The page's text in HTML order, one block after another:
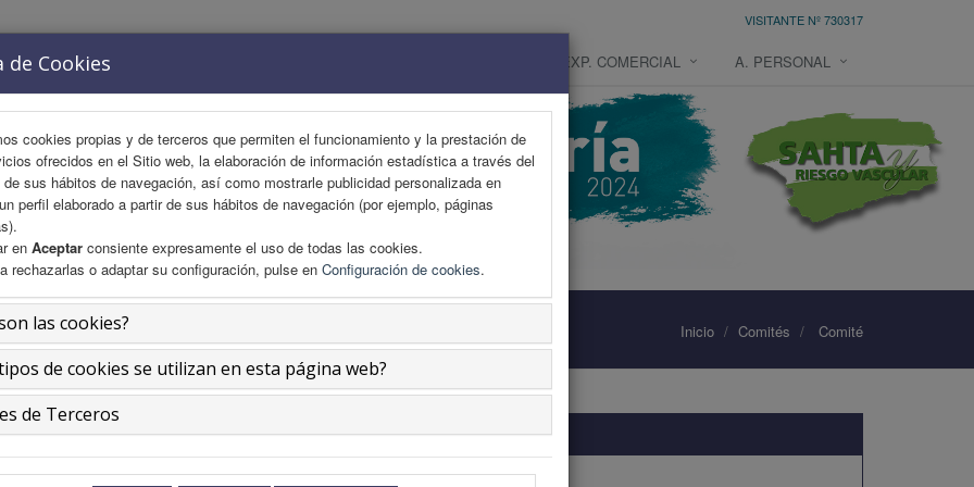
de Cookies
cookies propias y de terceros que permiten el funcionamiento y la prestación de
ofrecidos en el Sitio web, la elaboración de información estadística a través del
sus hábitos de navegación, así como mostrarle publicidad personalizada en
perfil elaborado a partir de sus hábitos de navegación (por ejemplo, páginas
en Aceptar consiente expresamente el uso de todas las cookies.
rechazarlas o adaptar su configuración, pulse en Configuración de cookies.
las cookies?
de cookies se utilizan en esta página web?
de Terceros
VISITANTE Nº 730317
COMITÉS EXP. COMERCIAL A. PERSONAL
Inicio Comités Comité